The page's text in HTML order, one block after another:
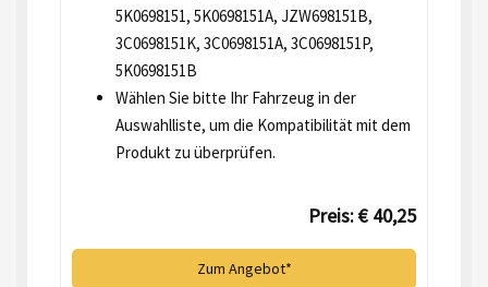
5K0698151, 5K0698151A, JZW698151B,
3C0698151K, 3C0698151A, 3C0698151P,
5K0698151B
Wählen Sie bitte Ihr Fahrzeug in der
Auswahlliste, um die Kompatibilität mit dem
Produkt zu überprüfen.
Preis: € 40,25
Zum Angebot*